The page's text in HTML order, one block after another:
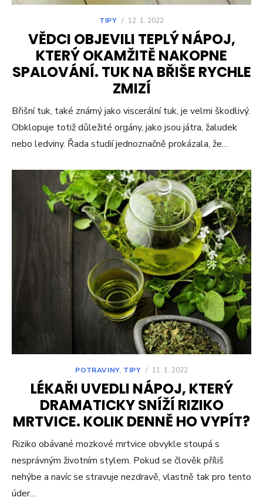
TIPY / 12. 1. 2022
VĚDCI OBJEVILI TEPLÝ NÁPOJ,
KTERÝ OKAMŽITĚ NAKOPNE
SPALOVÁNÍ. TUK NA BŘIŠE RYCHLE
ZMIZÍ
Břišní tuk, také známý jako viscerální tuk, je velmi škodlivý.
Obklopuje totiž důležité orgány, jako jsou játra, žaludek
nebo ledviny. Řada studií jednoznačně prokázala, že…
POTRAVINY, TIPY / 11. 1. 2022
LÉKAŘI UVEDLI NÁPOJ, KTERÝ
DRAMATICKY SNÍŽÍ RIZIKO
MRTVICE. KOLIK DENNĚ HO VYPÍT?
Riziko obávané mozkové mrtvice obvykle stoupá s
nesprávným životním stylem. Pokud se člověk příliš
nehýbe a navíc se stravuje nezdravě, vlastně tak pro tento
úder…